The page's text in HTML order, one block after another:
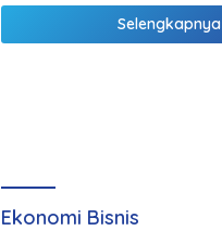
Selengkapnya
Ekonomi Bisnis